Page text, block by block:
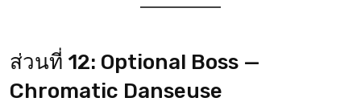
ส่วนที่ 12: Optional Boss —
Chromatic Danseuse